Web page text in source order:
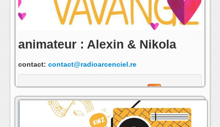
animateur : Alexin & Nikola
contact: contact@radioarcenciel.re
s'abonner au fil rss de cette emission: